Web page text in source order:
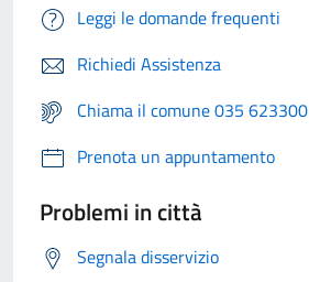
Leggi le domande frequenti
Richiedi Assistenza
Chiama il comune 035 623300
Prenota un appuntamento
Problemi in città
Segnala disservizio